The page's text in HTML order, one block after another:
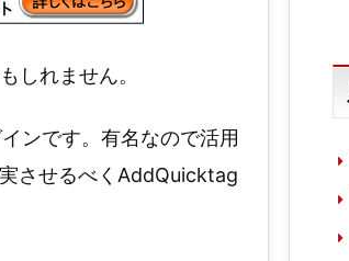
しれません。
ンです。有名なので活用
させるべくAddQuicktag